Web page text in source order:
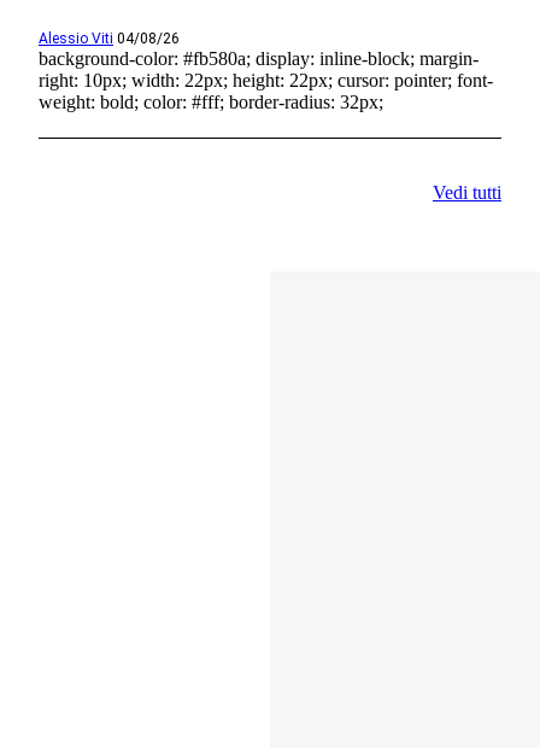
Alessio Viti 04/08/26
background-color: #fb580a; display: inline-block; margin-
right: 10px; width: 22px; height: 22px; cursor: pointer; font-
weight: bold; color: #fff; border-radius: 32px;
Vedi tutti